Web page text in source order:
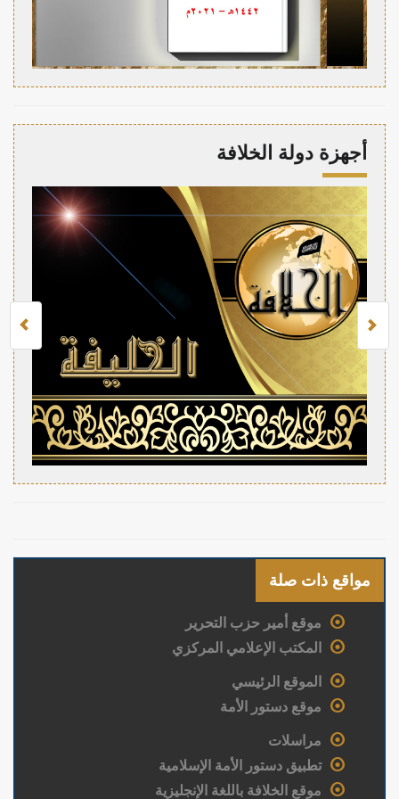
أجهزة دولة الخلافة
مواقع ذات صلة
موقع أمير حزب التحرير
المكتب الإعلامي المركزي
الموقع الرئيسي
موقع دستور الأمة
مراسلات
تطبيق دستور الأمة الإسلامية
موقع الخلافة باللغة الإنجليزية